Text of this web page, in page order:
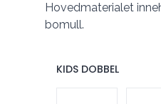
Hovedmaterialet
bomull.
KIDS DOBBEL
Velg en KIDS